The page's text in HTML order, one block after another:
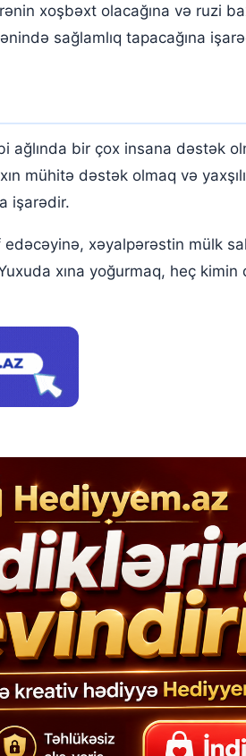
xoşbəxt olacağına və ruzi
sağlamlıq tapacağına
bir çox insana dəstək
mühitə dəstək olmaq və
işarədir.
xəyalpərəstin mülk
xına yoğurmaq, heç